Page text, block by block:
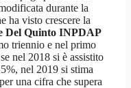
durante la
ha visto crescere la
Del Quinto INPDAP
triennio e nel primo
nel 2018 si è assistito
nel 2019 si stima
una cifra che supera